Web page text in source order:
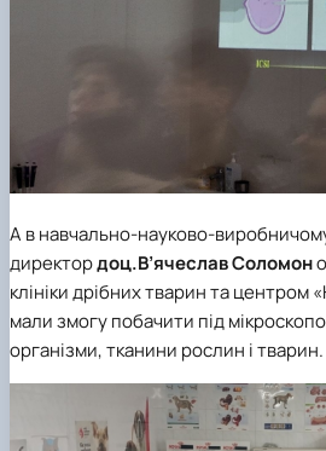
А в навчально-науково-
директордоц.В’ячеслав Соломон
клініки дрібних тварин та центром
мали змогу побачити під
організми, тканини рослин і тварин.